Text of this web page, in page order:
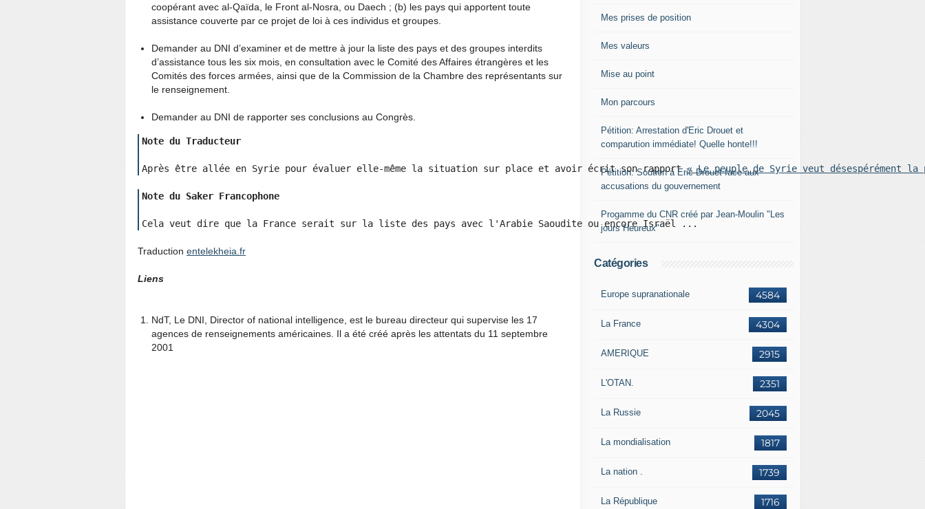
coopérant avec al-Qaïda, le Front al-Nosra, ou Daech ; (b) les pays qui apportent toute
assistance couverte par ce projet de loi à ces individus et groupes.
Demander au DNI d’examiner et de mettre à jour la liste des pays et des groupes interdits
d’assistance tous les six mois, en consultation avec le Comité des Affaires étrangères et les
Comités des forces armées, ainsi que de la Commission de la Chambre des représentants sur
le renseignement.
Demander au DNI de rapporter ses conclusions au Congrès.
Note du Traducteur
Après être allée en Syrie pour évaluer elle-même la situation sur place et avoir écrit son rapport « Le peuple de Syrie veut désespérément la
Note du Saker Francophone
Cela veut dire que la France serait sur la liste des pays avec l'Arabie Saoudite ou encore Israël ...
Traduction entelekheia.fr
Liens
NdT, Le DNI, Director of national intelligence, est le bureau directeur qui supervise les 17
agences de renseignements américaines. Il a été créé après les attentats du 11 septembre
2001
Mes prises de position
Mes valeurs
Mise au point
Mon parcours
Pétition: Arrestation d'Eric Drouet et
comparution immédiate! Quelle honte!!!
Pétition: Soutien à Eric Drouet face aux
accusations du gouvernement
Progamme du CNR créé par Jean-Moulin "Les
jours Heureux"
Catégories
4584
Europe supranationale
4304
La France
2915
AMERIQUE
2351
L'OTAN.
2045
La Russie
1817
La mondialisation
1739
La nation .
1716
La République